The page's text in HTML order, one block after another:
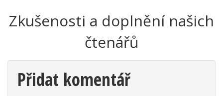
Zkušenosti a doplnění našich
čtenářů
Přidat komentář